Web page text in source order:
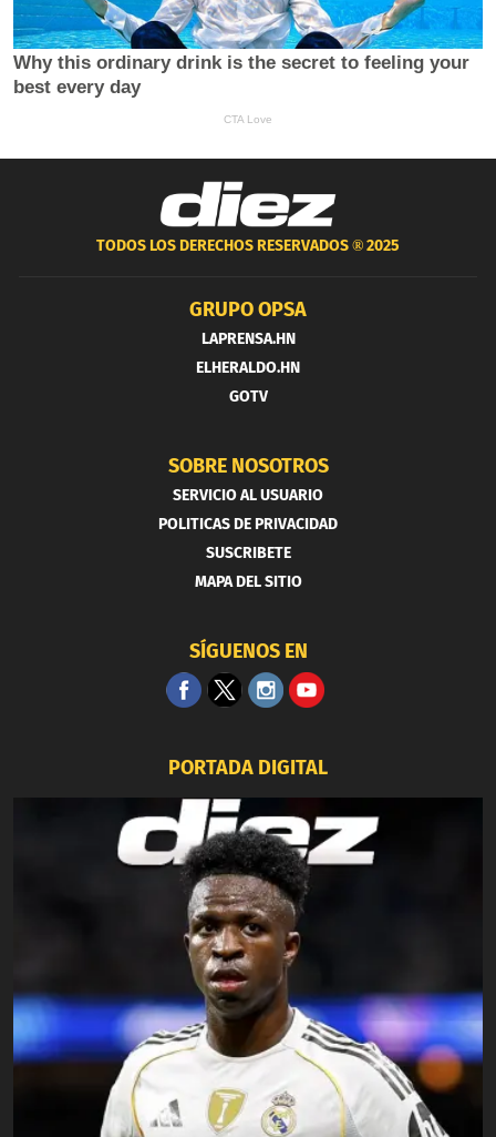
TODOS LOS DERECHOS RESERVADOS ®2025
GRUPO OPSA
LAPRENSA.HN
ELHERALDO.HN
GOTV
SOBRE NOSOTROS
SERVICIO AL USUARIO
POLITICAS DE PRIVACIDAD
SUSCRIBETE
MAPA DEL SITIO
SÍGUENOS EN
PORTADA DIGITAL